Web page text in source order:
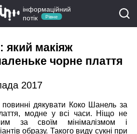
інформаційний
потік
Рівне
який макіяж
чорне плаття
2017
повинні дякувати Коко Шанель за
модне у всі часи. Ніщо не
за своїм мінімалізмом і
образу. Такого виду сукні при